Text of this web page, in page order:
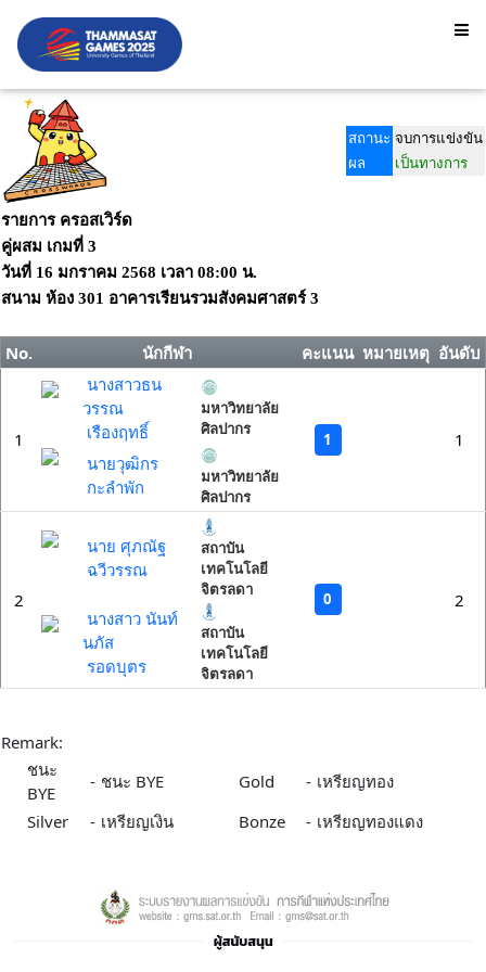
สถานะ จบการแข่งขัน
ผล
เป็นทางการ
รายการ ครอสเวิร์ด
คู่ผสม เกมที่ 3
วันที่ 16 มกราคม 2568 เวลา 08:00 น.
สนาม ห้อง 301 อาคารเรียนรวมสังคมศาสตร์ 3
No. นักกีฬา คะแนน หมายเหตุ อันดับ
1
นางสาวธน
วรรณ
เรืองฤทธิ์
มหาวิทยาลัย
ศิลปากร
นายวุฒิกร
กะลำพัก
มหาวิทยาลัย
ศิลปากร
1 1
2
นาย ศุภณัฐ
ฉวีวรรณ
สถาบัน
เทคโนโลยี
จิตรลดา
นางสาว นันท์
นภัส
รอดบุตร
สถาบัน
เทคโนโลยี
จิตรลดา
0 2
Remark:
ชนะ
BYE
- ชนะ BYE Gold - เหรียญทอง
Silver
- เหรียญเงิน Bonze - เหรียญทองแดง